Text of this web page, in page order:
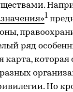
1
ряд
карта, которая
Но